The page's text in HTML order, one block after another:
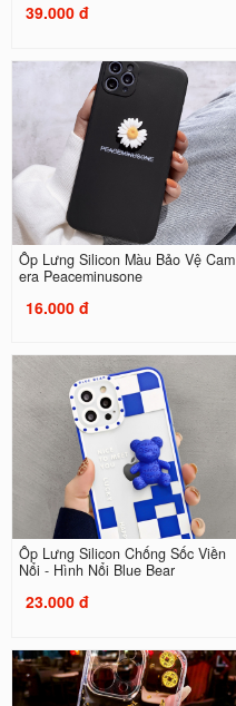
39.000 đ
Ốp Lưng Silicon Màu Bảo Vệ Cam
era Peaceminusone
16.000 đ
Ốp Lưng Silicon Chống Sốc Viền
Nổi - Hình Nổi Blue Bear
23.000 đ